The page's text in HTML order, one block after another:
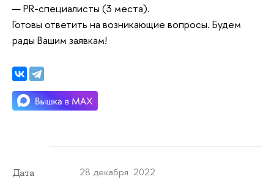
— PR-специалисты (3 места).
Готовы ответить на возникающие вопросы. Будем
рады Вашим заявкам!
Дата 28 декабря 2022